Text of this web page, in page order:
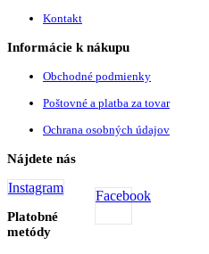
Kontakt
Informácie k nákupu
Obchodné podmienky
Poštovné a platba za tovar
Ochrana osobných údajov
Nájdete nás
Facebook
Instagram
Platobné
metódy